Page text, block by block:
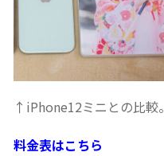
↑iPhone12ミニとの比較。
料金表はこちら